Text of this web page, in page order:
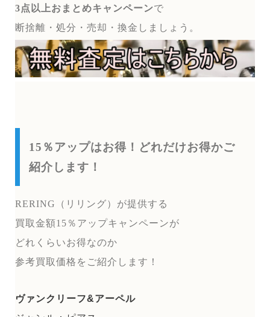
3点以上おまとめキャンペーンで
断捨離・処分・売却・換金しましょう。
15％アップはお得！どれだけお得かご
紹介します！
RERING（リリング）が提供する
買取金額15％アップキャンペーンが
どれくらいお得なのか
参考買取価格をご紹介します！
ヴァンクリーフ&アーペル